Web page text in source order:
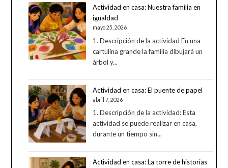
Actividad en casa: Nuestra familia en
igualdad
mayo 25, 2026
1. Descripción de la actividad En una
cartulina grande la familia dibujará un
árbol y...
Actividad en casa: El puente de papel
abril 7, 2026
1. Descripción de la actividad: Esta
actividad se puede realizar en casa,
durante un tiempo sin...
Actividad en casa: La torre de historias